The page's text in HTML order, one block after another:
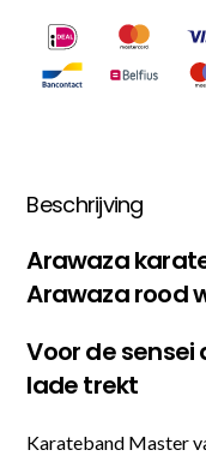
Beschrijving
Arawaza
Arawaza rood
Voor de sensei
lade trekt
Karateband Master